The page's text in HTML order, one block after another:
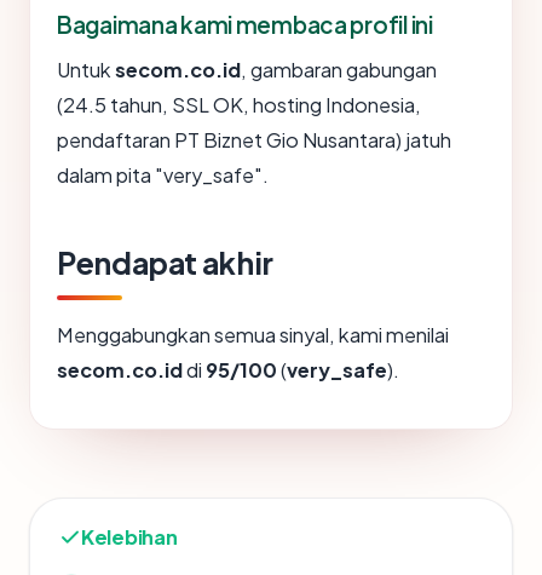
Bagaimana kami membaca profil ini
Untuksecom.co.id, gambaran gabungan
(24.5 tahun, SSL OK, hosting Indonesia,
pendaftaran PT Biznet Gio Nusantara) jatuh
dalam pita "very_safe".
Pendapat akhir
Menggabungkan semua sinyal, kami menilai
secom.co.iddi 95/100(very_safe).
Kelebihan